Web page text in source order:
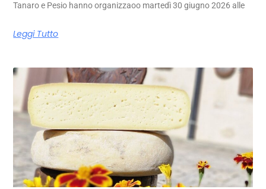
Tanaro e Pesio hanno organizzaoo martedì 30 giugno 2026 alle
Leggi Tutto